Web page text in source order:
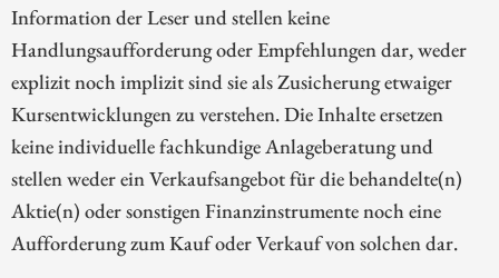
Information der Leser und stellen keine
Handlungsaufforderung oder Empfehlungen dar, weder
explizit noch implizit sind sie als Zusicherung etwaiger
Kursentwicklungen zu verstehen. Die Inhalte ersetzen
keine individuelle fachkundige Anlageberatung und
stellen weder ein Verkaufsangebot für die behandelte(n)
Aktie(n) oder sonstigen Finanzinstrumente noch eine
Aufforderung zum Kauf oder Verkauf von solchen dar.